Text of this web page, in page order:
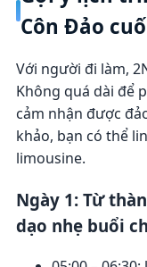
Côn Đảo
Với người đi làm,
Không quá dài để
cảm nhận được
khảo, bạn có thể
limousine.
Ngày 1: Từ
dạo nhẹ buổi